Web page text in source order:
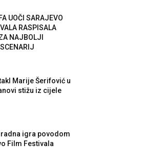
UOČI SARAJEVO
RASPISALA
NAJBOLJI
Marije Šerifović u
stižu iz cijele
igra povodom
Film Festivala